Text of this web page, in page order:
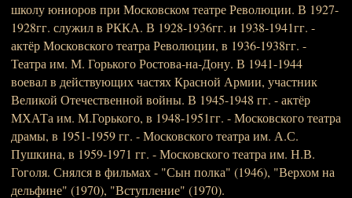
школу юниоров при Московском театре Революции. В 1927-
1928гг. служил в РККА. В 1928-1936гг. и 1938-1941гг. -
актёр Московского театра Революции, в 1936-1938гг. -
Театра им. М. Горького Ростова-на-Дону. В 1941-1944
воевал в действующих частях Красной Армии, участник
Великой Отечественной войны. В 1945-1948 гг. - актёр
МХАТа им. М.Горького, в 1948-1951гг. - Московского театра
драмы, в 1951-1959 гг. - Московского театра им. А.С.
Пушкина, в 1959-1971 гг. - Московского театра им. Н.В.
Гоголя. Снялся в фильмах - "Сын полка" (1946), "Верхом на
дельфине" (1970), "Вступление" (1970).